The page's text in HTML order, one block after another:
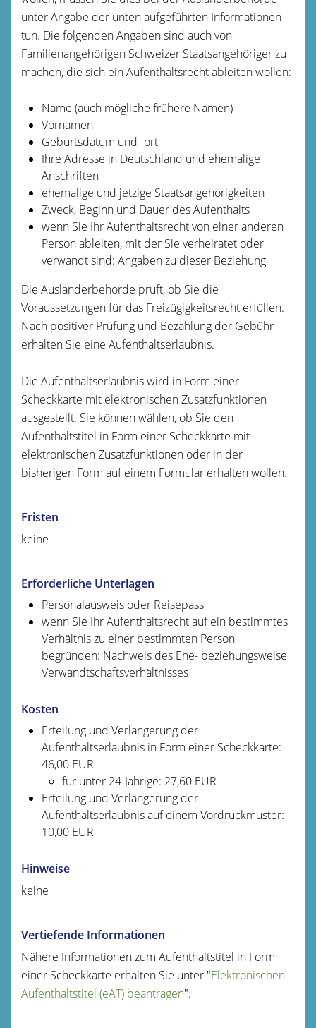
unter Angabe der unten aufgeführten Informationen
tun. Die folgenden Angaben sind auch von
Familienangehörigen Schweizer Staatsangehöriger zu
machen, die sich ein Aufenthaltsrecht ableiten wollen:
Name (auch mögliche frühere Namen)
Vornamen
Geburtsdatum und -ort
Ihre Adresse in Deutschland und ehemalige
Anschriften
ehemalige und jetzige Staatsangehörigkeiten
Zweck, Beginn und Dauer des Aufenthalts
wenn Sie Ihr Aufenthaltsrecht von einer anderen
Person ableiten, mit der Sie verheiratet oder
verwandt sind: Angaben zu dieser Beziehung
Die Ausländerbehörde prüft, ob Sie die
Voraussetzungen für das Freizügigkeitsrecht erfüllen.
Nach positiver Prüfung und Bezahlung der Gebühr
erhalten Sie eine Aufenthaltserlaubnis.
Die Aufenthaltserlaubnis wird in Form einer
Scheckkarte mit elektronischen Zusatzfunktionen
ausgestellt. Sie können wählen, ob Sie den
Aufenthaltstitel in Form einer Scheckkarte mit
elektronischen Zusatzfunktionen oder in der
bisherigen Form auf einem Formular erhalten wollen.
Fristen
keine
Erforderliche Unterlagen
Personalausweis oder Reisepass
wenn Sie Ihr Aufenthaltsrecht auf ein bestimmtes
Verhältnis zu einer bestimmten Person
begründen: Nachweis des Ehe- beziehungsweise
Verwandtschaftsverhältnisses
Kosten
Erteilung und Verlängerung der
Aufenthaltserlaubnis in Form einer Scheckkarte:
46,00 EUR
für unter 24-Jährige: 27,60 EUR
Erteilung und Verlängerung der
Aufenthaltserlaubnis auf einem Vordruckmuster:
10,00 EUR
Hinweise
keine
Vertiefende Informationen
Nähere Informationen zum Aufenthaltstitel in Form
einer Scheckkarte erhalten Sie unter "Elektronischen
Aufenthaltstitel (eAT) beantragen".